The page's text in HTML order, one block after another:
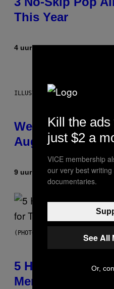
This Year
4 uur geledenDoorDan
ILLUSTRATION BY REESA
Weekly
August 15
9 uur geledenDoorAshley
(PHOTO BY STEVE GRANITZ/
5 Hip-Hop Songs
Memorable for
Kill the ads
just $2 a
VICE membership
our very best
documentaries.
See All
Or,